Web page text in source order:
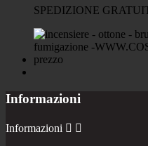
SPEDIZIONE
Informazioni
Informazioni  